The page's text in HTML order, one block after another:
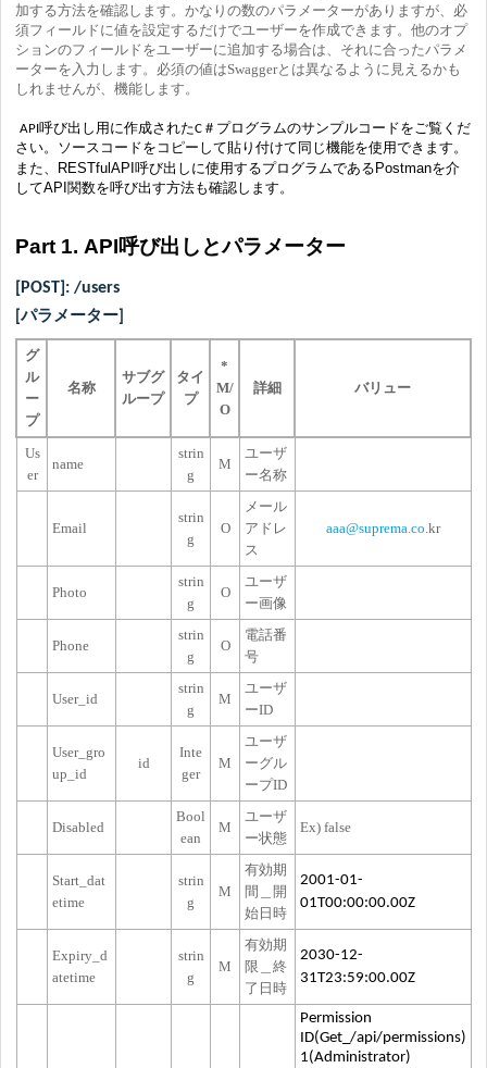
加する方法を確認します。かなりの数のパラメーターがありますが、必
須フィールドに値を設定するだけでユーザーを作成できます。他のオプ
ションのフィールドをユーザーに追加する場合は、それに合ったパラメ
ーターを入力します。必須の値はSwaggerとは異なるように見えるかも
しれませんが、機能します。
API呼び出し用に作成されたC＃プログラムのサンプルコードをご覧くだ
さい。ソースコードをコピーして貼り付けて同じ機能を使用できます。
また、RESTfulAPI呼び出しに使用するプログラムであるPostmanを介
してAPI関数を呼び出す方法も確認します。
Part 1. API呼び出しとパラメーター
[POST]: /users
[パラメーター]
グ
ル
ー
プ
名称
サブグ
ループ
タイ
プ
*
M/
O
詳細 バリュー
Us
er
name
strin
g
M
ユーザ
ー名称
Email
strin
g
O
メール
アドレ
ス
aaa@suprema.co.kr
Photo
strin
g
O
ユーザ
ー画像
Phone
strin
g
O
電話番
号
User_id
strin
g
M
ユーザ
ーID
User_gro
up_id
id
Inte
ger
M
ユーザ
ーグル
ープID
Disabled
Bool
ean
M
ユーザ
ー状態
Ex) false
Start_dat
etime
strin
g
M
有効期
間＿開
始日時
2001-01-
01T00:00:00.00Z
Expiry_d
atetime
strin
g
M
有効期
限＿終
了日時
2030-12-
31T23:59:00.00Z
Permission
ID(Get_/api/permissions)
1(Administrator)